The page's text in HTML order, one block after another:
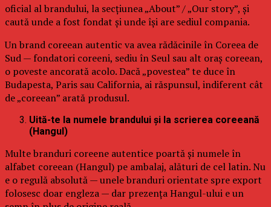
oficial al brandului, la secțiunea „About” / „Our story”, și
caută unde a fost fondat și unde își are sediul compania.
Un brand coreean autentic va avea rădăcinile în Coreea de
Sud — fondatori coreeni, sediu în Seul sau alt oraș coreean,
o poveste ancorată acolo. Dacă „povestea” te duce în
Budapesta, Paris sau California, ai răspunsul, indiferent cât
de „coreean” arată produsul.
Uită-te la numele brandului și la scrierea coreeană
(Hangul)
Multe branduri coreene autentice poartă și numele în
alfabet coreean (Hangul) pe ambalaj, alături de cel latin. Nu
e o regulă absolută — unele branduri orientate spre export
folosesc doar engleza — dar prezența Hangul-ului e un